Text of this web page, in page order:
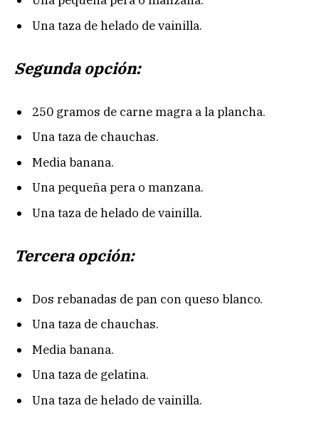
Una taza de helado de vainilla.
Segunda opción:
250 gramos de carne magra a la plancha.
Una taza de chauchas.
Media banana.
Una pequeña pera o manzana.
Una taza de helado de vainilla.
Tercera opción:
Dos rebanadas de pan con queso blanco.
Una taza de chauchas.
Media banana.
Una taza de gelatina.
Una taza de helado de vainilla.